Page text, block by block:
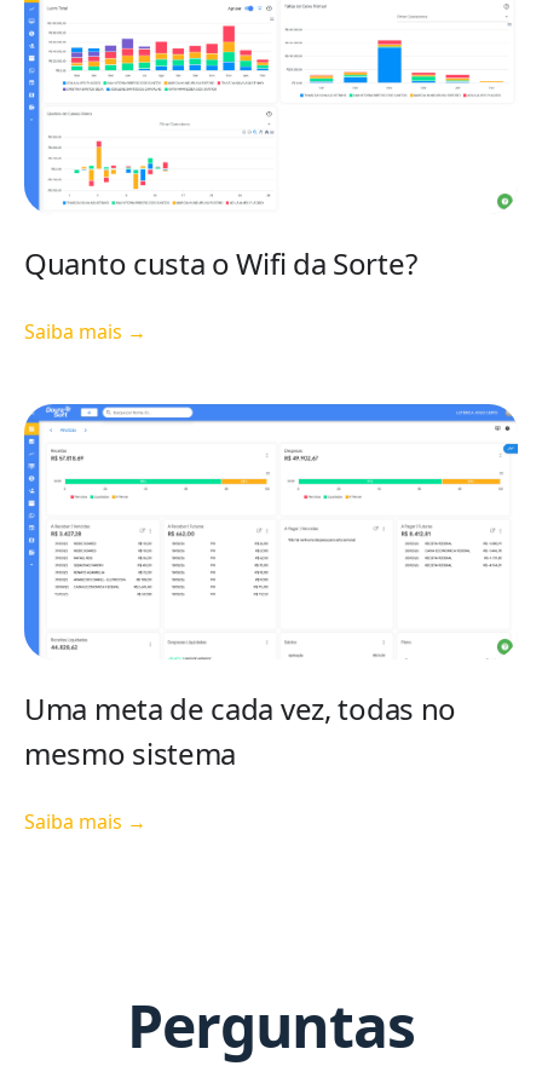
Quanto custa o Wifi da Sorte?
Saiba mais →
Uma meta de cada vez, todas no
mesmo sistema
Saiba mais →
Perguntas